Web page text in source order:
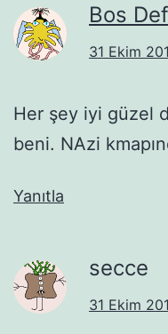
Bos
31 Ekim
Her şey iyi güzel
beni. NAzi
Yanıtla
secce
31 Ekim